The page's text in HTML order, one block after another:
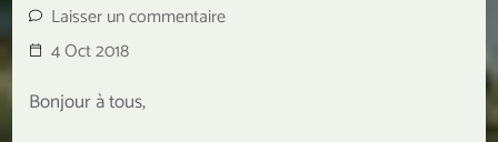
Laisser un commentaire
4 Oct 2018
Bonjour à tous,